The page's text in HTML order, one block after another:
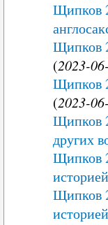
Щипков
Щипков
(2023-
Щипков
(2023-
Щипков
других
Щипков
Щипков